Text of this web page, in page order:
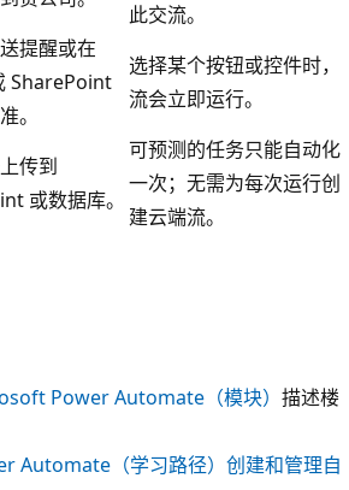
此交流。
提醒或在
SharePoint
。
选择某个按钮或控件时，
流会立即运行。
传到
或数据库。
可预测的任务只能自动化
一次；无需为每次运行创
建云端流。
Power Automate（模块） 描述楼
Automate（学习路径）创建和管理自